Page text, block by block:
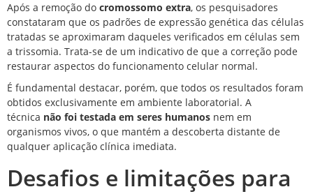
Após a remoção do cromossomo extra, os pesquisadores
constataram que os padrões de expressão genética das células
tratadas se aproximaram daqueles verificados em células sem
a trissomia. Trata-se de um indicativo de que a correção pode
restaurar aspectos do funcionamento celular normal.
É fundamental destacar, porém, que todos os resultados foram
obtidos exclusivamente em ambiente laboratorial. A
técnica não foi testada em seres humanos nem em
organismos vivos, o que mantém a descoberta distante de
qualquer aplicação clínica imediata.
Desafios e limitações para